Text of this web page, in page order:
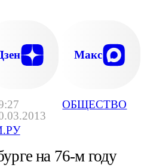
ОБЩЕСТВО
Макс
на 76-м году